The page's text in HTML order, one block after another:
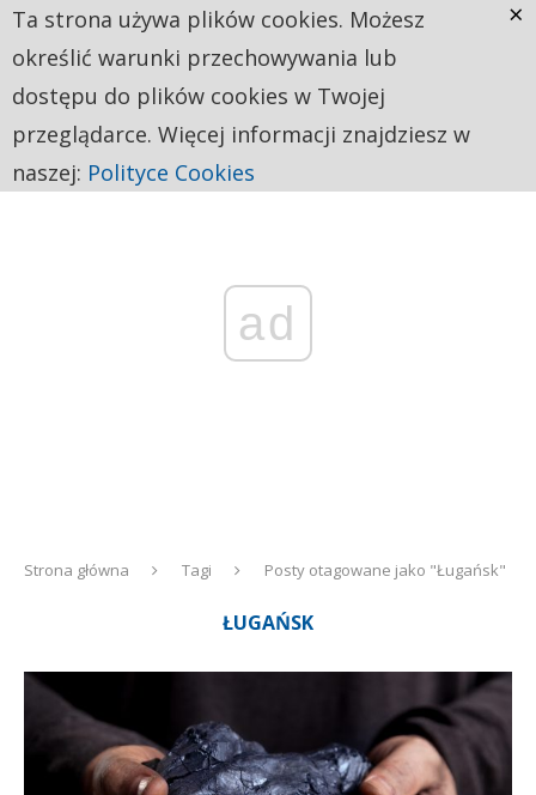
ad
Strona główna Tagi Posty otagowane jako "Ługańsk"
ŁUGAŃSK
Ta strona używa plików cookies. Możesz
określić warunki przechowywania lub
dostępu do plików cookies w Twojej
przeglądarce. Więcej informacji znajdziesz w
naszej: Polityce Cookies
×